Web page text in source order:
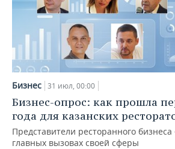
Бизнес 31 июл, 00:00
Бизнес-опрос: как прошла
года для казанских
Представители ресторанного
главных вызовах своей сферы